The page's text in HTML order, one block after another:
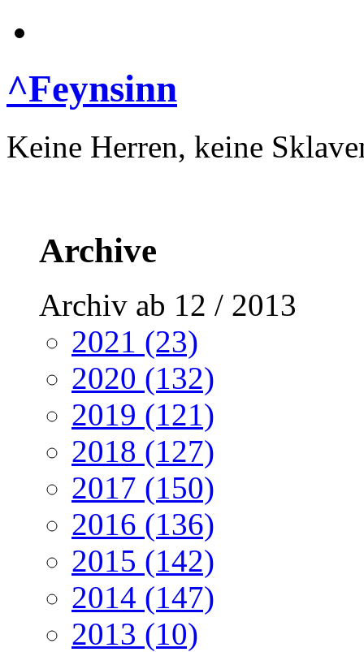
^Feynsinn
Keine Herren, keine
Archive
Archiv ab 12 / 2013
2021 (23)
2020 (132)
2019 (121)
2018 (127)
2017 (150)
2016 (136)
2015 (142)
2014 (147)
2013 (10)